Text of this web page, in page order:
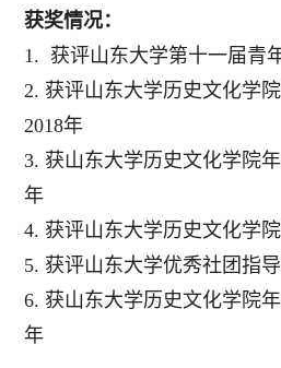
获奖情况：
1. 获评山东大学第十一届青
2. 获评山东大学历史文化学
2018年
3. 获山东大学历史文化学院
年
4. 获评山东大学历史文化学
5. 获评山东大学优秀社团指
6. 获山东大学历史文化学院
年